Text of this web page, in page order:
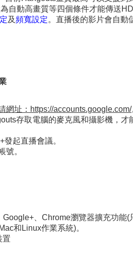
自動高畫質等四個條件才能傳送
及頻寬設定。直播後的影片會自動
網址：https://accounts.google.com/
存取電腦的麥克風和攝影機，才
發起直播會議。
號。
、Chrome瀏覽器擴充功
和Linux作業系統)。
置